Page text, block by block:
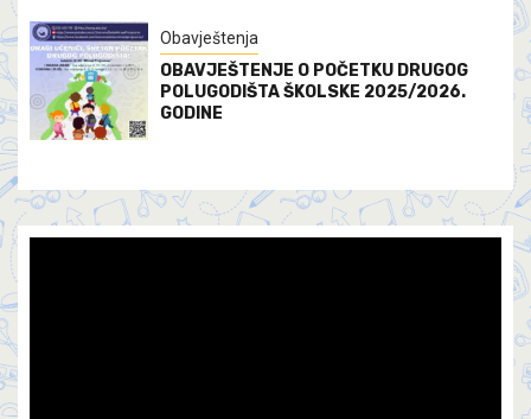
Obavještenja
OBAVJEŠTENJE O POČETKU DRUGOG
POLUGODIŠTA ŠKOLSKE 2025/2026.
GODINE